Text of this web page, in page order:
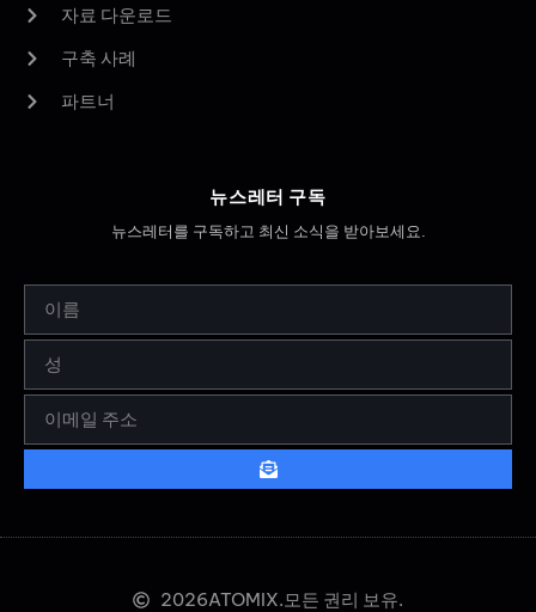
자료 다운로드
구축 사례
파트너
뉴스레터 구독
뉴스레터를 구독하고 최신 소식을 받아보세요.
2026ATOMIX.모든 권리 보유.